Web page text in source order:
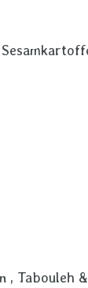
, Tabouleh